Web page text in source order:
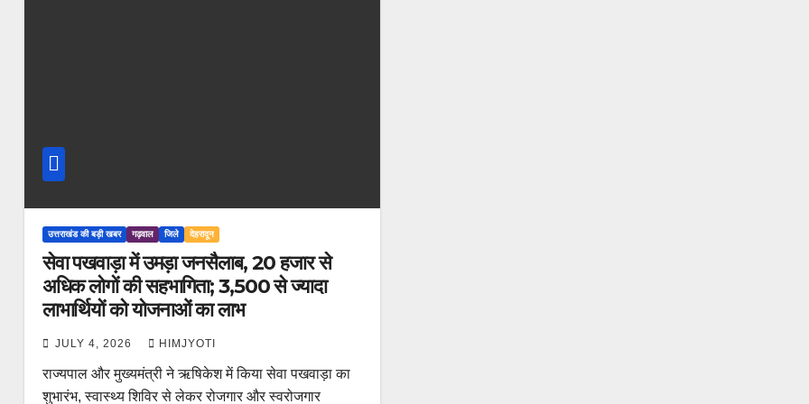
उत्तराखंड की बड़ी खबर गढ़वाल जिले देहरादून
सेवा पखवाड़ा में उमड़ा जनसैलाब, 20 हजार से
अधिक लोगों की सहभागिता; 3,500 से ज्यादा
लाभार्थियों को योजनाओं का लाभ
JULY 4, 2026 HIMJYOTI
राज्यपाल और मुख्यमंत्री ने ऋषिकेश में किया सेवा पखवाड़ा का
शुभारंभ, स्वास्थ्य शिविर से लेकर रोजगार और स्वरोजगार